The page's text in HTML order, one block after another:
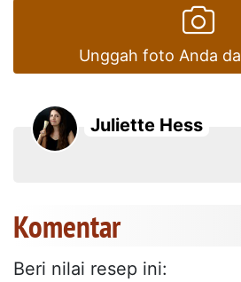
Unggah foto Anda
Juliette Hess
Komentar
Beri nilai resep ini: